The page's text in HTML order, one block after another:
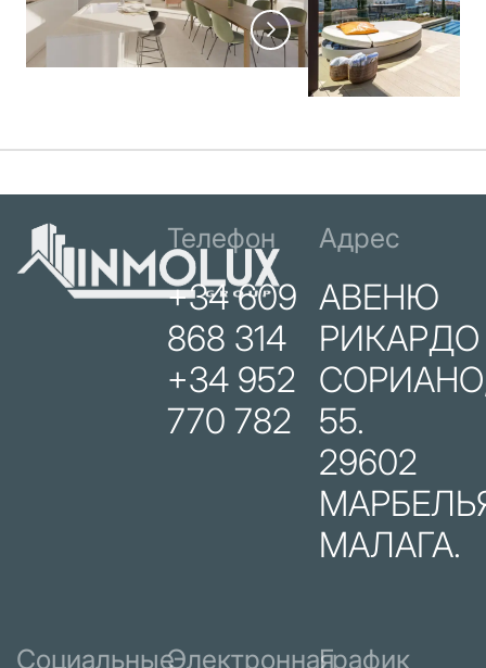
Телефон
+34 609
868 314
+34 952
770 782
Адрес
АВЕНЮ
РИКАРДО
55.
29602
МАЛАГА.
СоциальныеЭлектроннаяГрафик